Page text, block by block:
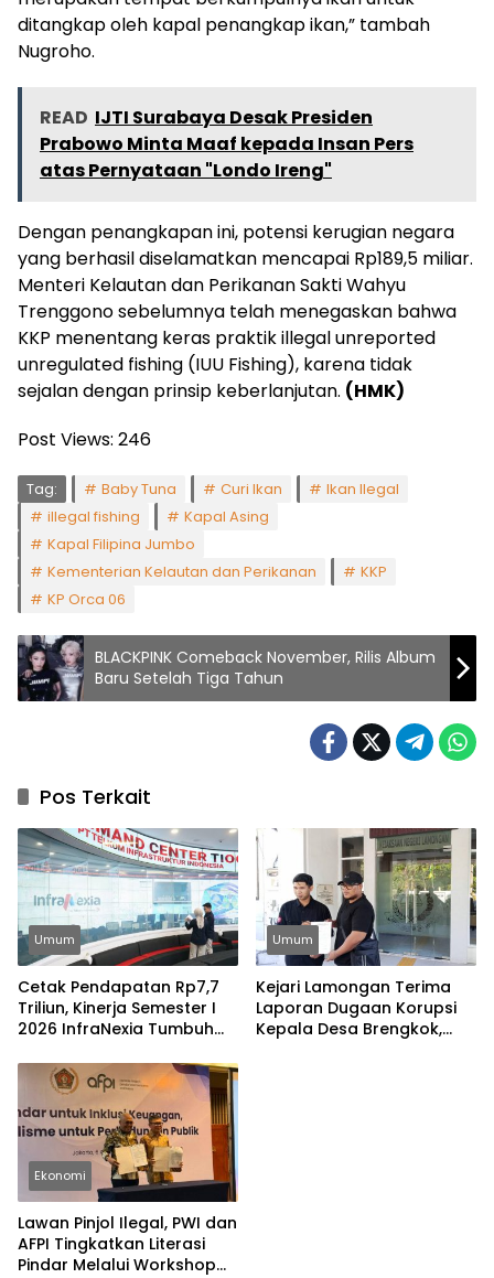
ditangkap oleh kapal penangkap ikan,” tambah
Nugroho.
READ IJTI Surabaya Desak Presiden
Prabowo Minta Maaf kepada Insan Pers
atas Pernyataan "Londo Ireng"
Dengan penangkapan ini, potensi kerugian negara
yang berhasil diselamatkan mencapai Rp189,5 miliar.
Menteri Kelautan dan Perikanan Sakti Wahyu
Trenggono sebelumnya telah menegaskan bahwa
KKP menentang keras praktik illegal unreported
unregulated fishing (IUU Fishing), karena tidak
sejalan dengan prinsip keberlanjutan. (HMK)
Post Views: 246
Tag: Baby Tuna Curi Ikan
Ikan Ilegal
illegal fishing
Kapal Asing
Kapal Filipina Jumbo
Kementerian Kelautan dan Perikanan
KKP
KP Orca 06
BLACKPINK Comeback November, Rilis Album
Baru Setelah Tiga Tahun
Pos Terkait
Umum
Cetak Pendapatan Rp7,7
Triliun, Kinerja Semester I
2026 InfraNexia Tumbuh
Saing Industri Digital
Umum
Kejari Lamongan Terima
Laporan Dugaan Korupsi
Kepala Desa Brengkok,
Ekonomi
Lawan Pinjol Ilegal, PWI dan
AFPI Tingkatkan Literasi
Pindar Melalui Workshop